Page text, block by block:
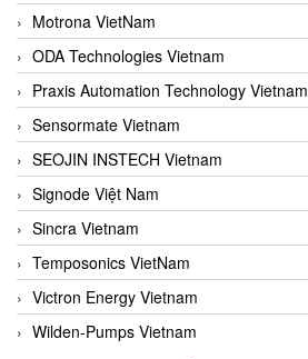
Motrona VietNam
ODA Technologies Vietnam
Praxis Automation Technology Vietnam
Sensormate Vietnam
SEOJIN INSTECH Vietnam
Signode Việt Nam
Sincra Vietnam
Temposonics VietNam
Victron Energy Vietnam
Wilden-Pumps Vietnam